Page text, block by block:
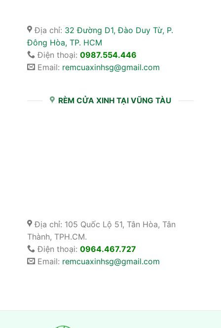
Địa chỉ: 32 Đường D1, Đào Duy Từ, P.
Đông Hòa, TP. HCM
Điện thoại: 0987.554.446
Email: remcuaxinhsg@gmail.com
RÈM CỬA XINH TẠI VŨNG TÀU
Địa chỉ: 105 Quốc Lộ 51, Tân Hòa, Tân
Thành, TPH.CM.
Điện thoại: 0964.467.727
Email: remcuaxinhsg@gmail.com